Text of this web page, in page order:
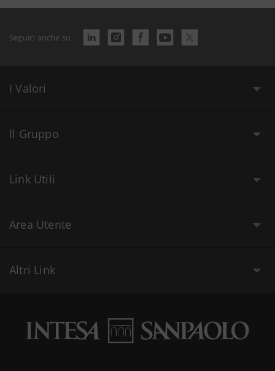
Seguici anche su
I Valori
Il Gruppo
Link Utili
Area Utente
Altri Link